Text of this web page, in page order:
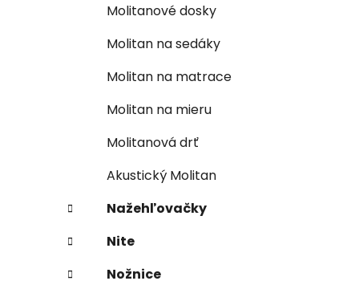
Molitanové dosky
Molitan na sedáky
Molitan na matrace
Molitan na mieru
Molitanová drť
Akustický Molitan
Nažehľovačky
Nite
Nožnice